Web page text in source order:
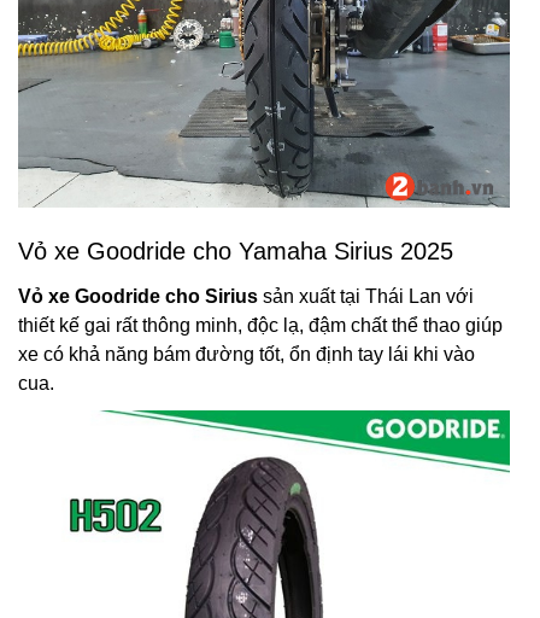
Vỏ xe Goodride cho Yamaha Sirius 2025
Vỏ xe Goodride cho Sirius sản xuất tại Thái Lan với
thiết kế gai rất thông minh, độc lạ, đậm chất thể thao giúp
xe có khả năng bám đường tốt, ổn định tay lái khi vào
cua.